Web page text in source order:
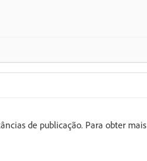
de publicação. Para obter mais